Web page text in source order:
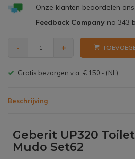
Onze klanten beoordelen
Feedback Companyna 343
- +
Gratis bezorgen v.a. € 150,- (NL)
Beschrijving
Geberit UP320
Mudo Set62